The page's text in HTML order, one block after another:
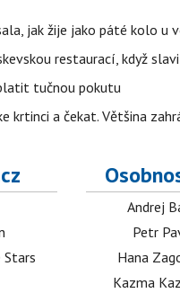
jak žije jako páté kolo u
restaurací, když
tučnou pokutu
krtinci a čekat. Většina
Andrej
Petr
Hana
Kazma